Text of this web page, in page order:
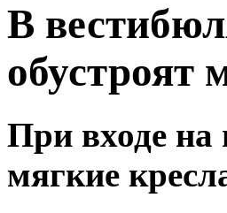
В
обустроят
При входе на
мягкие